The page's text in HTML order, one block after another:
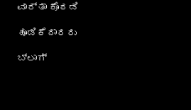
ವಾರ್ತಾ ಕೊಠಡಿ
ಹೂಡಿಕೆದಾರರು
ಬ್ಲಾಗ್